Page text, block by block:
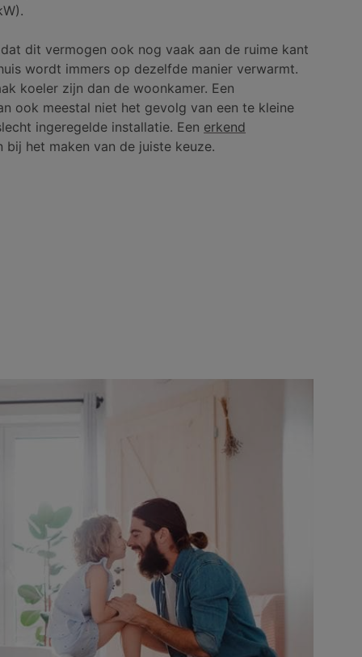
dit vermogen ook nog vaak aan de ruime kant
wordt immers op dezelfde manier verwarmt.
koeler zijn dan de woonkamer. Een
ook meestal niet het gevolg van een te kleine
ingeregelde installatie. Een erkend
bij het maken van de juiste keuze.